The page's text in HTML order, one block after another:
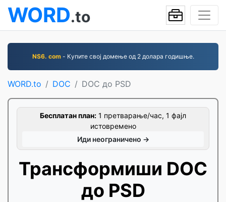
WORD.to
NS6. com- Купите свој домење од 2 долара годишње.
WORD.to DOC DOC до PSD
Бесплатан план: 1 претварање/час, 1 фајл
истовремено
Иди неограничено →
Трансформиши DOC
до PSD